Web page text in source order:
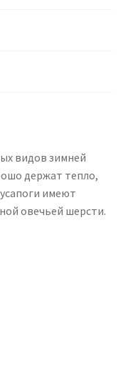
видов зимней
держат тепло,
имеют
овечьей шерсти.